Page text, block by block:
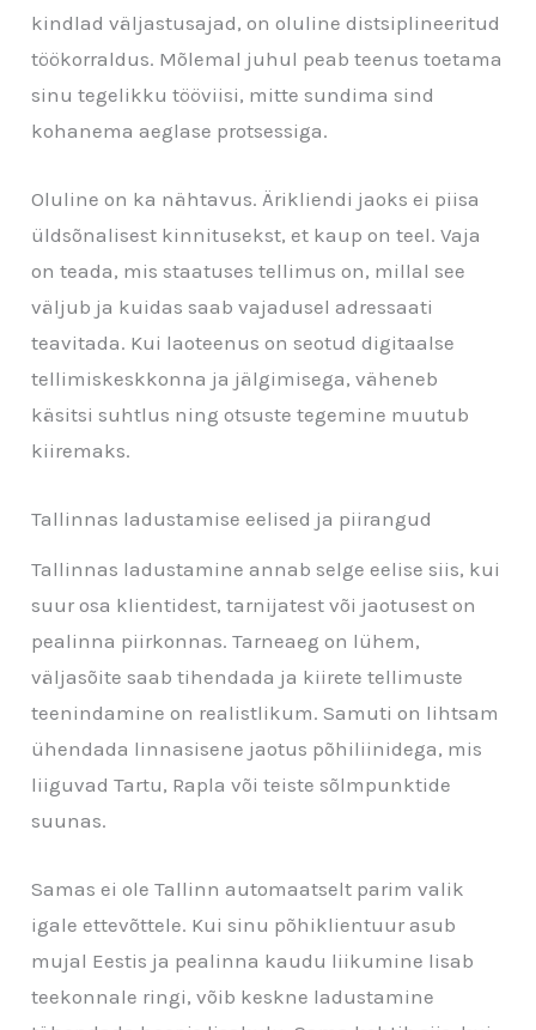
kindlad väljastusajad, on oluline distsiplineeritud
töökorraldus. Mõlemal juhul peab teenus toetama
sinu tegelikku tööviisi, mitte sundima sind
kohanema aeglase protsessiga.
Oluline on ka nähtavus. Ärikliendi jaoks ei piisa
üldsõnalisest kinnitusekst, et kaup on teel. Vaja
on teada, mis staatuses tellimus on, millal see
väljub ja kuidas saab vajadusel adressaati
teavitada. Kui laoteenus on seotud digitaalse
tellimiskeskkonna ja jälgimisega, väheneb
käsitsi suhtlus ning otsuste tegemine muutub
kiiremaks.
Tallinnas ladustamise eelised ja piirangud
Tallinnas ladustamine annab selge eelise siis, kui
suur osa klientidest, tarnijatest või jaotusest on
pealinna piirkonnas. Tarneaeg on lühem,
väljasõite saab tihendada ja kiirete tellimuste
teenindamine on realistlikum. Samuti on lihtsam
ühendada linnasisene jaotus põhiliinidega, mis
liiguvad Tartu, Rapla või teiste sõlmpunktide
suunas.
Samas ei ole Tallinn automaatselt parim valik
igale ettevõttele. Kui sinu põhiklientuur asub
mujal Eestis ja pealinna kaudu liikumine lisab
teekonnale ringi, võib keskne ladustamine